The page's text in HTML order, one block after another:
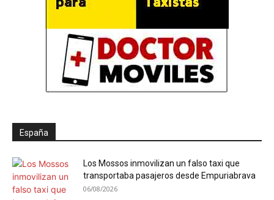
España
Los Mossos inmovilizan un falso taxi que
transportaba pasajeros desde Empuriabrava
06/08/2026